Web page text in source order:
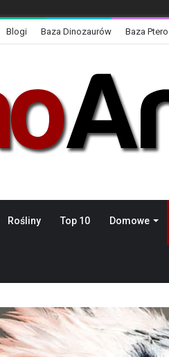
Blogi Baza Dinozaurów Baza
Rośliny Top 10 Domowe